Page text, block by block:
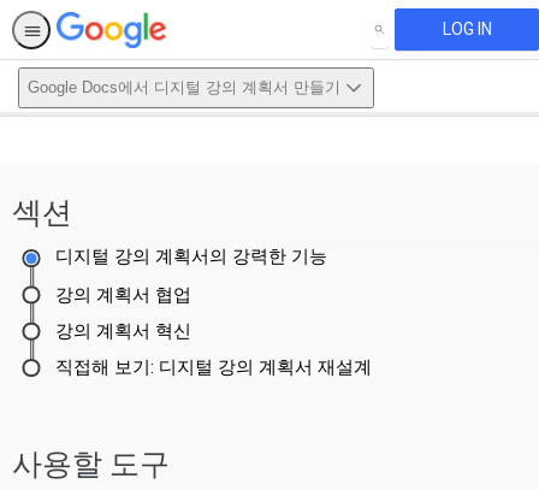
SEARCH LOG IN
Google Docs에서 디지털 강의 계획서 만들기
섹션
디지털 강의 계획서의 강력한 기능
강의 계획서 혁신
강의 계획서 협업
직접해 보기: 디지털 강의 계획서 재설계
사용할 도구